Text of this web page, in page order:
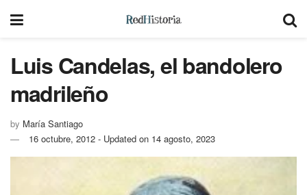
Luis Candelas, el bandolero
madrileño
by María Santiago
16 octubre, 2012 - Updated on 14 agosto, 2023